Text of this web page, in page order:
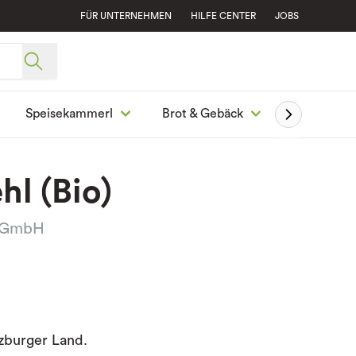
FÜR UNTERNEHMEN HILFE CENTER JOBS
Speisekammerl Brot & Gebäck
(Bio)
Land.